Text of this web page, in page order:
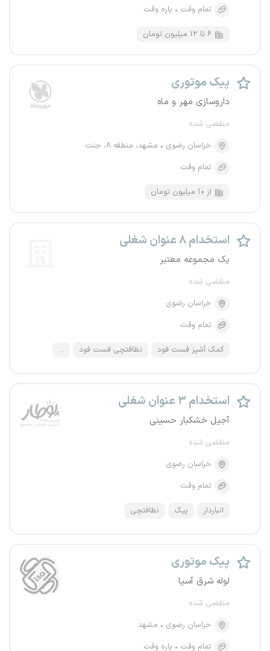
تمام وقت
پاره وقت
۶ تا ۱۲ میلیون تومان
پیک موتوری
داروسازی مهر و ماه
منقضی شده
خراسان رضوی
مشهد، منطقه ۸، جنت
تمام وقت
از ۱۰ میلیون تومان
استخدام ۸ عنوان شغلی
یک مجموعه معتبر
منقضی شده
خراسان رضوی
تمام وقت
کمک آشپز فست فود نظافتچی فست فود ...
استخدام ۳ عنوان شغلی
آجیل خشکبار حسینی
منقضی شده
خراسان رضوی
تمام وقت
انباردار پیک نظافتچی
پیک موتوری
لوله شرق آسیا
منقضی شده
خراسان رضوی
مشهد
تمام وقت
پاره وقت